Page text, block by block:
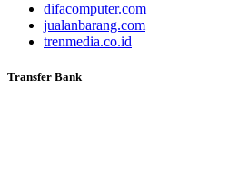
difacomputer.com
jualanbarang.com
trenmedia.co.id
Transfer Bank